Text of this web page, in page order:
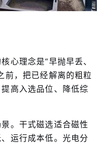
心理念是“早抛早丢、
前，把已经解离的粗粒
高入选品位、降低综
。干式磁选适合磁性
运行成本低。光电分